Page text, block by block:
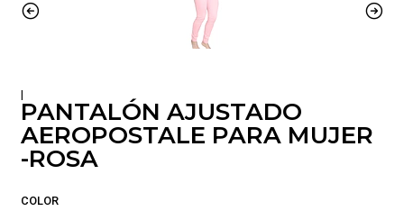
|
PANTALÓN AJUSTADO
AEROPOSTALE PARA MUJER
-ROSA
COLOR